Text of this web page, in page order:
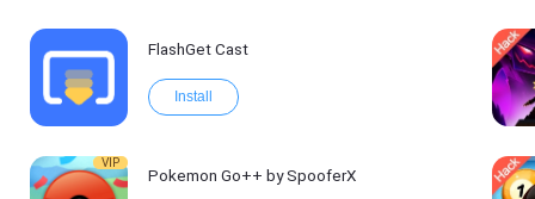
FlashGet Cast
Install
VIP
Pokemon Go++ by SpooferX